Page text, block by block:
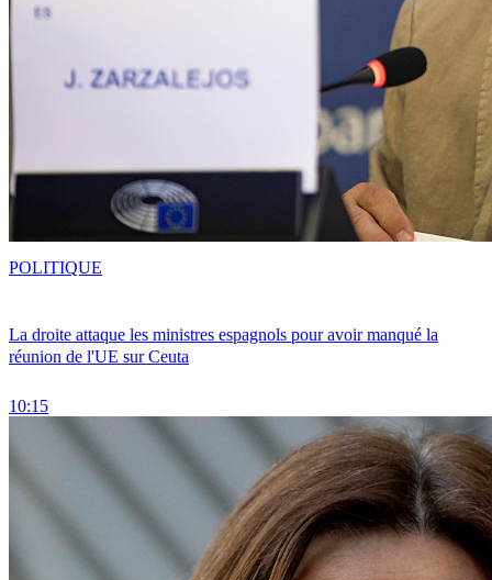
La droite attaque les ministres espagnols pour avoir manqué la
réunion de l'UE sur Ceuta
10:15
POLITIQUE